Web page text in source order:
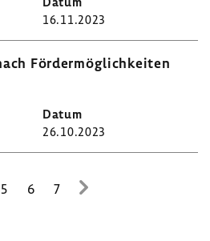
16.11.2023
Förder­mög­lich­keiten
26.10.2023
5 6 7
zur